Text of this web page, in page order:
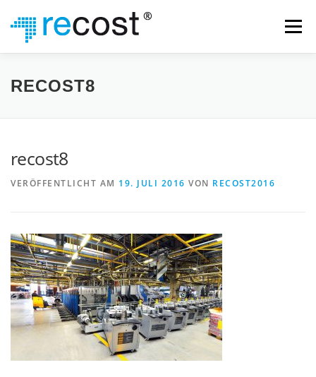
Inhalt
springen
Menü
WAS WIR TUN
RECOST8
recost8
VERÖFFENTLICHT AM 19. JULI 2016 VON RECOST2016